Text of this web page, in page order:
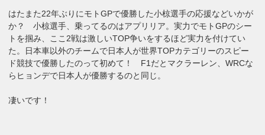
はたまた22年ぶりにモトGPで優勝した小椋選手の応援などいかが
か？ 小椋選手、乗ってるのはアプリリア。実力でモトGPのシー
トを掴み、ここ2戦は激しいTOP争いをするほど実力を付けてい
た。日本車以外のチームで日本人が世界TOPカテゴリーのスピー
ド競技で優勝したのって初めて！ F1だとマクラーレン、WRCな
らヒョンデで日本人が優勝するのと同じ。
凄いです！